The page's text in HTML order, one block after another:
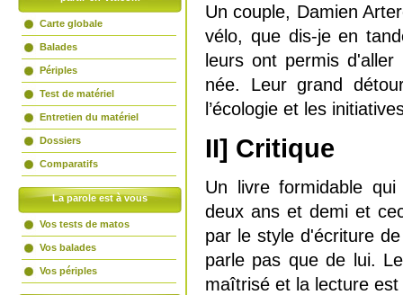
Carte globale
Balades
Périples
Test de matériel
Entretien du matériel
Dossiers
Comparatifs
La parole est à vous
Vos tests de matos
Vos balades
Vos périples
Un couple, Damien
vélo, que dis-je en
leurs ont permis
née. Leur grand
l’écologie et les
II] Critique
Un livre formidable
deux ans et demi et
par le style d'écriture
parle pas que de lui.
maîtrisé et la lecture est